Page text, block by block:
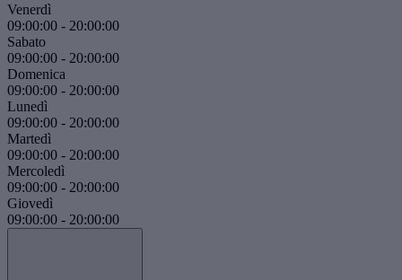
Venerdì
09:00:00 - 20:00:00
Sabato
09:00:00 - 20:00:00
Domenica
09:00:00 - 20:00:00
Lunedì
09:00:00 - 20:00:00
Martedì
09:00:00 - 20:00:00
Mercoledì
09:00:00 - 20:00:00
Giovedì
09:00:00 - 20:00:00